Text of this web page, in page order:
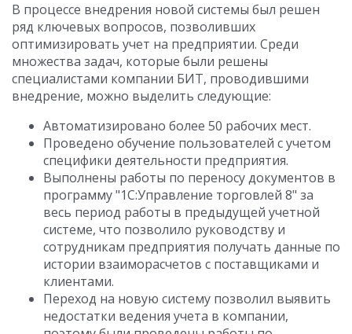
В процессе внедрения новой системы был решен
ряд ключевых вопросов, позволивших
оптимизировать учет на предприятии. Среди
множества задач, которые были решены
специалистами компании БИТ, проводившими
внедрение, можно выделить следующие:
Автоматизировано более 50 рабочих мест.
Проведено обучение пользователей с учетом
специфики деятельности предприятия.
Выполнены работы по переносу документов в
программу "1С:Управление торговлей 8" за
весь период работы в предыдущей учетной
системе, что позволило руководству и
сотрудникам предприятия получать данные по
истории взаиморасчетов с поставщиками и
клиентами.
Переход на новую систему позволил выявить
недостатки ведения учета в компании,